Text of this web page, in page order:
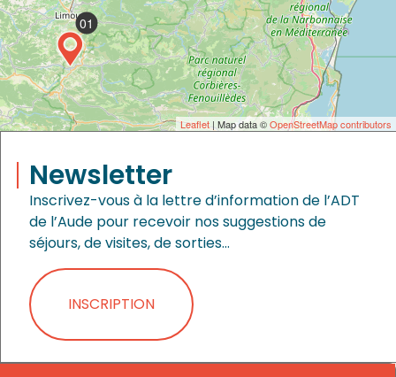
01
Leaflet| Map data ©OpenStreetMap contributors
Newsletter
Inscrivez-vous à la lettre d’information de l’ADT
de l’Aude pour recevoir nos suggestions de
séjours, de visites, de sorties…
INSCRIPTION